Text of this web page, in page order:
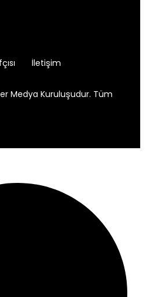
İletişim
Medya Kuruluşudur. Tüm